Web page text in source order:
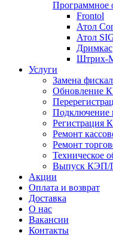
Программное
Frontol
Атол
Атол
Дримкас
Штрих-
Услуги
Замена
Обновление
Регистрация
Ремонт
Ремонт
Техническое
Выпуск КЭП/
Акции
Оплата и возврат
Доставка
О нас
Вакансии
Контакты